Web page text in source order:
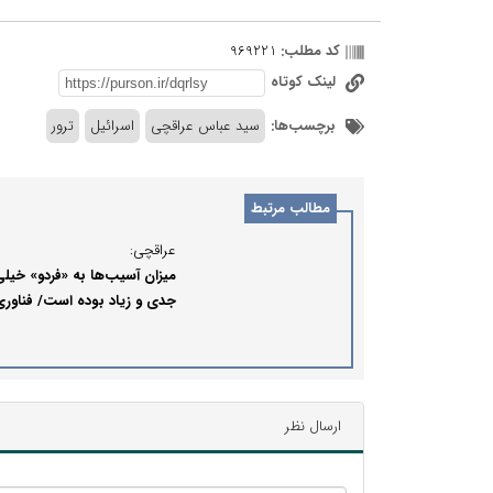
کد مطلب: 969221
لینک کوتاه
برچسب‌ها: سید عباس عراقچی اسرائیل ترور
مطالب مرتبط
عراقچی:
میزان آسیب‌ها به «فردو»
جدی و زیاد بوده است/
ارسال نظر